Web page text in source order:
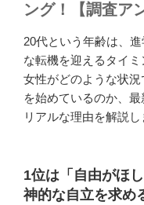
ング！【調査ア
20代という年齢は、
な転機を迎えるタイ
女性がどのような状
を始めているのか、
リアルな理由を解説し
1位は「自由がほ
神的な自立を求め